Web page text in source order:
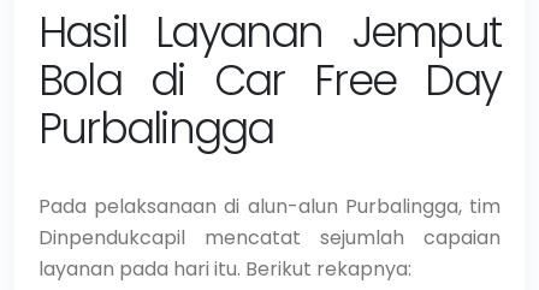
Hasil Layanan Jemput
Bola di Car Free Day
Purbalingga
Pada pelaksanaan di alun-alun Purbalingga, tim
Dinpendukcapil mencatat sejumlah capaian
layanan pada hari itu. Berikut rekapnya: